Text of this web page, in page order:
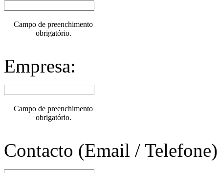
Campo de preenchimento
obrigatório.
Empresa:
Campo de preenchimento
obrigatório.
Contacto (Email /